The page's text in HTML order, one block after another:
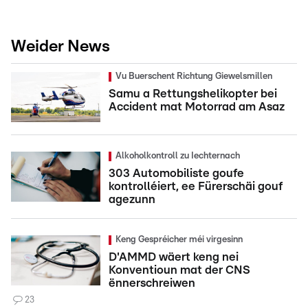
Weider News
Vu Buerschent Richtung Giewelsmillen
Samu a Rettungshelikopter bei
Accident mat Motorrad am Asaz
Alkoholkontroll zu Iechternach
303 Automobiliste goufe
kontrolléiert, ee Fürerschäi gouf
agezunn
Keng Gespréicher méi virgesinn
D'AMMD wäert keng nei
Konventioun mat der CNS
ënnerschreiwen
23